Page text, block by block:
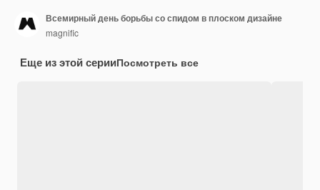
Всемирный день борьбы со спидом в плоском дизайне
magnific
Еще из этой серииПосмотреть все